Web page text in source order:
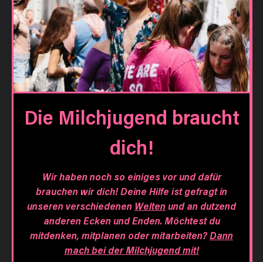
Die Milchjugend braucht
dich!
Wir haben noch so einiges vor und dafür
brauchen wir dich! Deine Hilfe ist gefragt in
unseren verschiedenen Weltenund an dutzend
anderen Ecken und Enden. Möchtest du
mitdenken, mitplanen oder mitarbeiten?Dann
mach bei der Milchjugend mit!